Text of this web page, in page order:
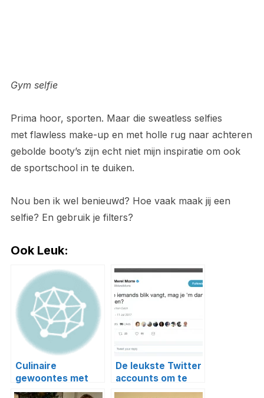
Gym selfie
Prima hoor, sporten. Maar die sweatless selfies
met flawless make-up en met holle rug naar achteren
gebolde booty’s zijn echt niet mijn inspiratie om ook
de sportschool in te duiken.
Nou ben ik wel benieuwd? Hoe vaak maak jij een
selfie? En gebruik je filters?
Ook Leuk:
Culinaire
gewoontes met
oud en nieuw
De leukste Twitter
accounts om te
volgen